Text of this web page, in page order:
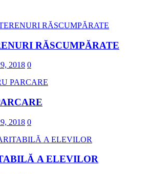
RĂSCUMPĂRATE
2018 0
2018 0
A ELEVILOR